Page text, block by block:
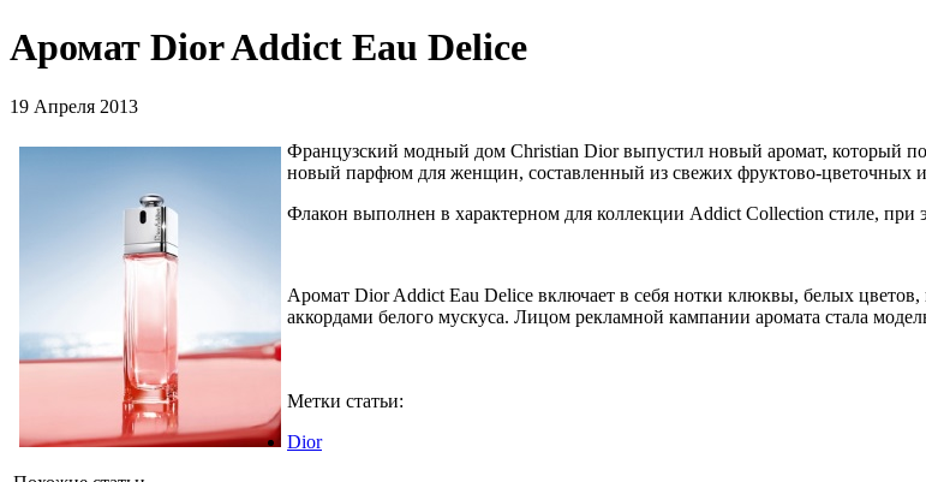
Аромат Dior Addict Eau Delice
19 Апреля 2013
Французский модный дом Christian Dior выпустил новый аромат, который
новый парфюм для женщин, составленный из свежих фруктово-цветочных и
Флакон выполнен в характерном для коллекции Addict Collection стиле,
Аромат Dior Addict Eau Delice включает в себя нотки клюквы, белых
аккордами белого мускуса. Лицом рекламной кампании аромата стала
Метки статьи:
Dior